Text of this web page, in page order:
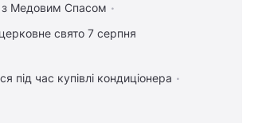
з Медовим Спасом
свято 7 серпня
під час купівлі кондиціонера